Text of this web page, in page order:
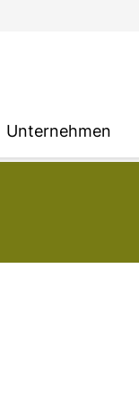
Unternehmen